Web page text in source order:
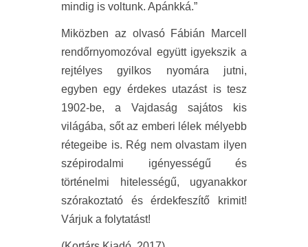
mindig is voltunk. Apánkká.”
Miközben az olvasó Fábián Marcell
rendőrnyomozóval együtt igyekszik a
rejtélyes gyilkos nyomára jutni,
egyben egy érdekes utazást is tesz
1902-be, a Vajdaság sajátos kis
világába, sőt az emberi lélek mélyebb
rétegeibe is. Rég nem olvastam ilyen
szépirodalmi igényességű és
történelmi hitelességű, ugyanakkor
szórakoztató és érdekfeszítő krimit!
Várjuk a folytatást!